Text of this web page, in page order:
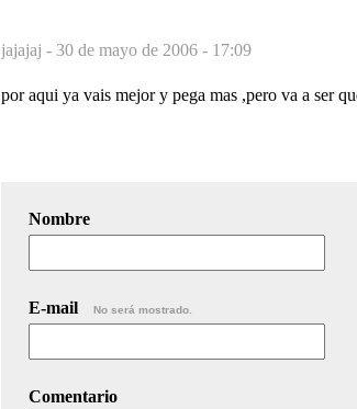
jajajaj - 30 de mayo de 2006 - 17:09
por aqui ya vais mejor y pega mas ,pero va a ser
Nombre
E-mail No será mostrado.
Comentario